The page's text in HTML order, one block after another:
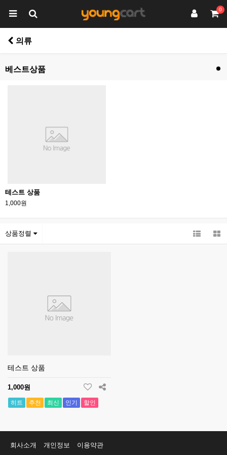
0
의류
베스트상품
테스트 상품
1,000원
상품정렬
테스트 상품
1,000원
히트 추천 최신 인기 할인
회사소개 개인정보 이용약관